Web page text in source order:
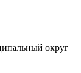
округ